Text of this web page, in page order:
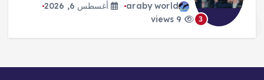
3
araby world
أغسطس 6, 2026